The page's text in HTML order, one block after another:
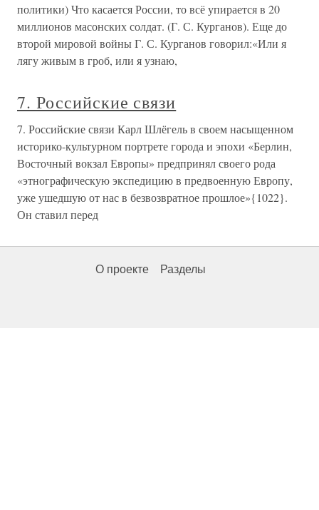
политики) Что касается России, то всё упирается в 20
миллионов масонских солдат. (Г. С. Курганов). Еще до
второй мировой войны Г. С. Курганов говорил:«Или я
лягу живым в гроб, или я узнаю,
7. Российские связи
7. Российские связи Карл Шлёгель в своем насыщенном
историко-культурном портрете города и эпохи «Берлин,
Восточный вокзал Европы» предпринял своего рода
«этнографическую экспедицию в предвоенную Европу,
уже ушедшую от нас в безвозвратное прошлое»{1022}.
Он ставил перед
О проекте Разделы